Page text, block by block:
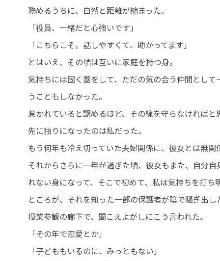
務めるうちに、自然と距離が縮まった。
「役員、一緒だと心強いです」
「こちらこそ。話しやすくて、助かってます」
とはいえ、その頃は互いに家庭を持つ身。
気持ちには固く蓋をして、ただの気の合う仲間とし
うこともしなかった。
惹かれていると認めるほど、その線を守らなければと
先に独りになったのは私だった。
もう何年も冷え切っていた夫婦関係に、彼女とは無
それからさらに一年が過ぎた頃、彼女もまた、自分
れない身になって、そこで初めて、私は気持ちを打
ところが、それを知った一部の保護者が陰で騒ぎ出し
授業参観の廊下で、聞こえよがしにこう言われた。
「その年で恋愛とか」
「子どももいるのに、みっともない」